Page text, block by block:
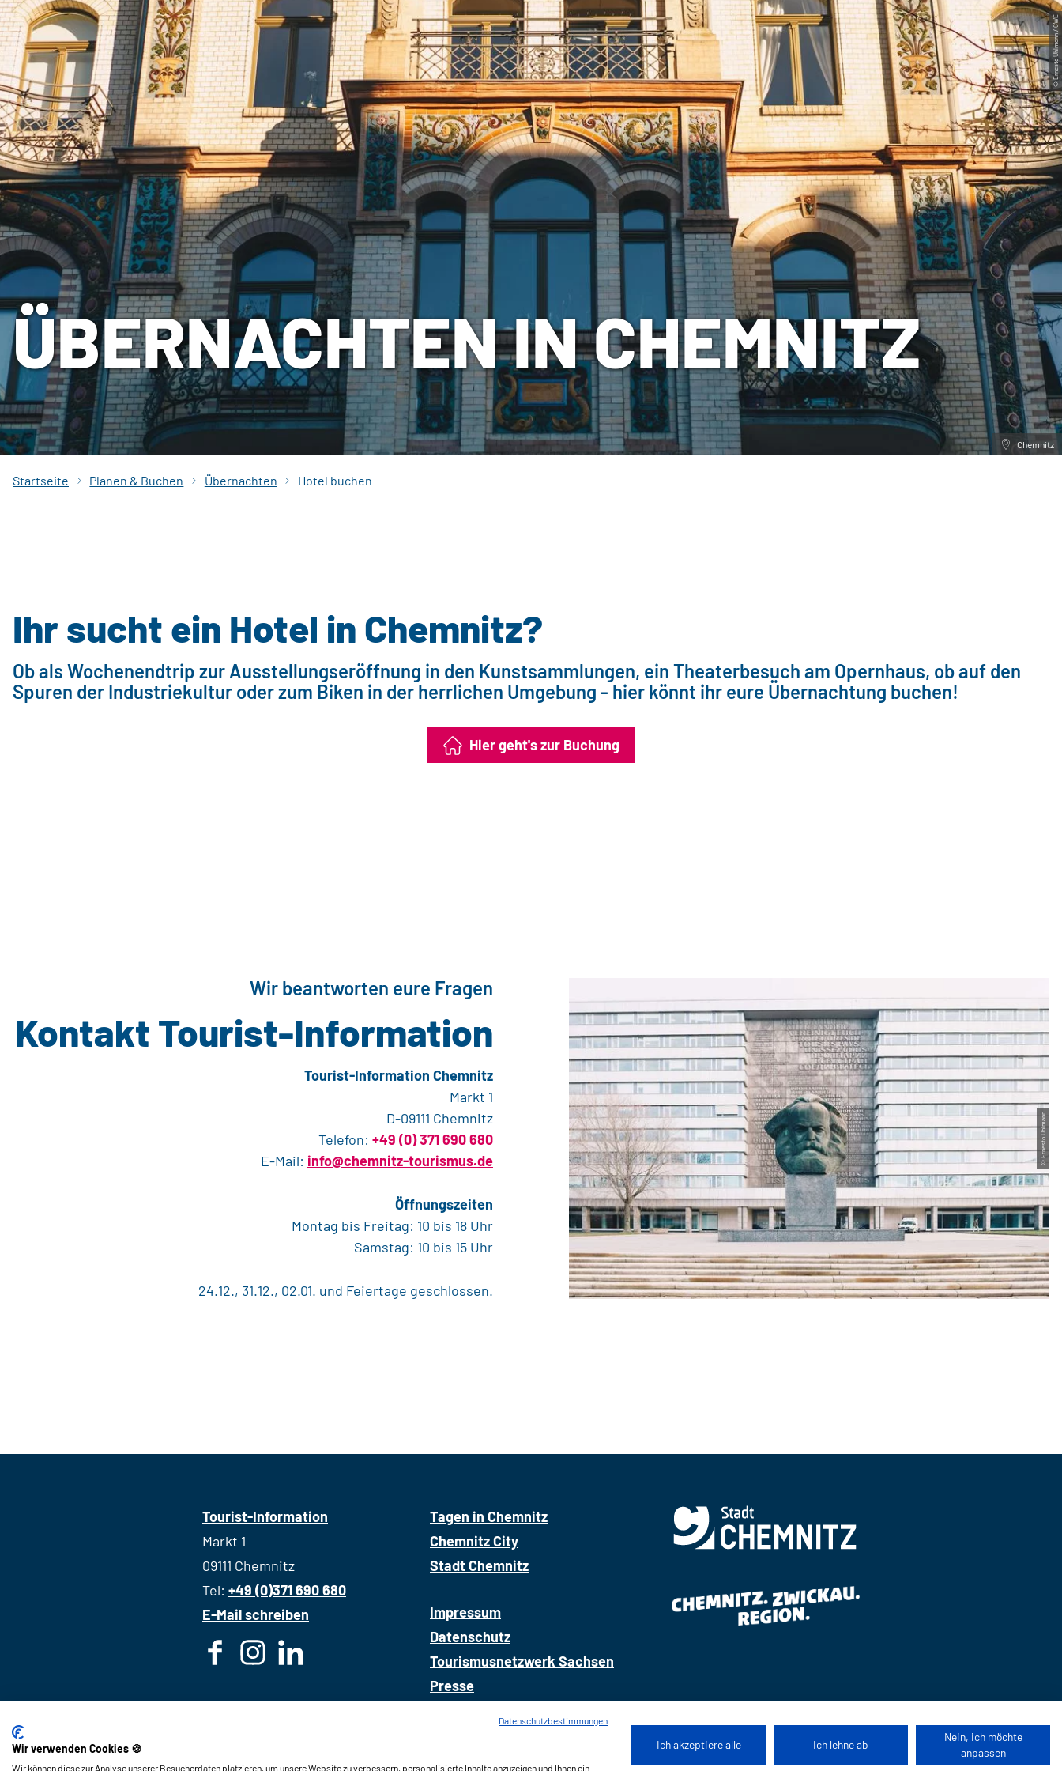
Chemnitz
© Ernesto Uhlmann / CWE
ÜBERNACHTEN IN CHEMNITZ
Startseite Planen & Buchen Übernachten Hotel buchen
Ihr sucht ein Hotel in Chemnitz?
Ob als Wochenendtrip zur Ausstellungseröffnung in den Kunstsammlungen, ein Theaterbesuch am Opernhaus, ob auf den
Spuren der Industriekultur oder zum Biken in der herrlichen Umgebung - hier könnt ihr eure Übernachtung buchen!
Hier geht's zur Buchung
Wir beantworten eure Fragen
Kontakt Tourist-Information
Tourist-Information Chemnitz
Markt 1
D-09111 Chemnitz
Telefon: +49 (0) 371 690 680
E-Mail: info@chemnitz-tourismus.de
Öffnungszeiten
Montag bis Freitag: 10 bis 18 Uhr
Samstag: 10 bis 15 Uhr
24.12., 31.12., 02.01. und Feiertage geschlossen.
© Ernesto Uhlmann
Tourist-Information
Markt 1
09111 Chemnitz
Tel: +49 (0)371 690 680
E-Mail schreiben
Tagen in Chemnitz
Chemnitz City
Stadt Chemnitz
Impressum
Datenschutz
Tourismusnetzwerk Sachsen
Presse
Datenschutzbestimmungen
Wir verwenden Cookies 🍪
Wir können diese zur Analyse unserer Besucherdaten platzieren, um unsere Website zu verbessern, personalisierte Inhalte anzuzeigen und Ihnen ein
Ich akzeptiere alle Ich lehne ab
Nein, ich möchte
anpassen